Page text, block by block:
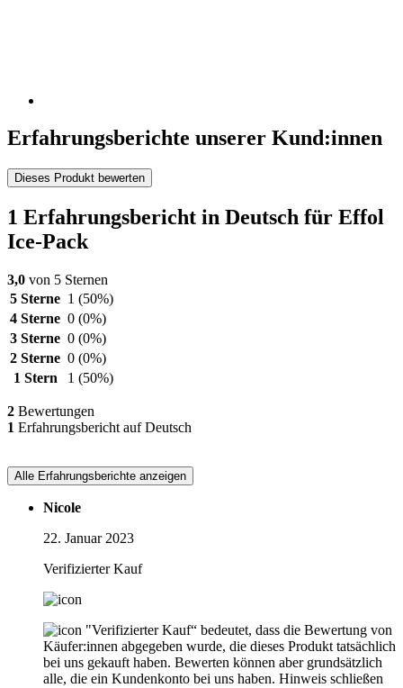
Erfahrungsberichte unserer Kund:innen
Dieses Produkt bewerten
1 Erfahrungsbericht in Deutsch für Effol
Ice-Pack
3,0 von 5 Sternen
5 Sterne 1 (50%)
4 Sterne 0 (0%)
3 Sterne 0 (0%)
2 Sterne 0 (0%)
1 Stern
1 (50%)
2 Bewertungen
1 Erfahrungsbericht auf Deutsch
Alle Erfahrungsberichte anzeigen
Nicole
22. Januar 2023
Verifizierter Kauf
"Verifizierter Kauf“ bedeutet, dass die Bewertung von
Käufer:innen abgegeben wurde, die dieses Produkt tatsächlich
bei uns gekauft haben. Bewerten können aber grundsätzlich
alle, die ein Kundenkonto bei uns haben. Hinweis schließen